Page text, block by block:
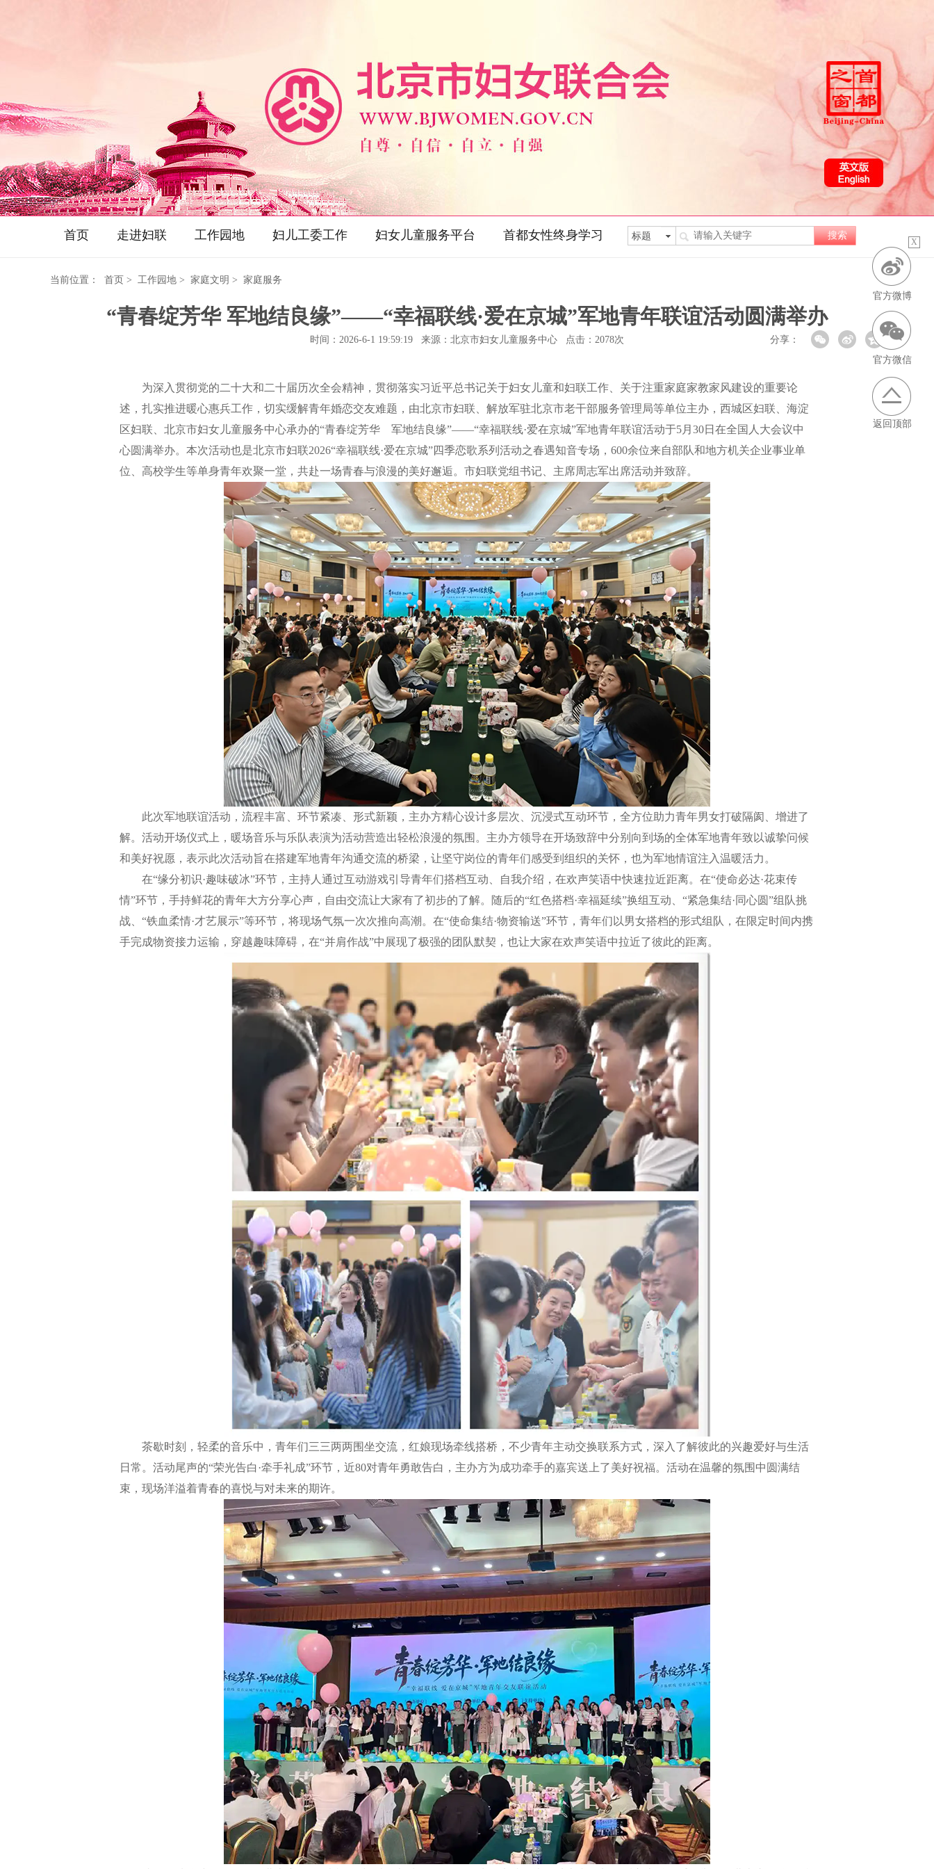
首页 走进妇联 工作园地 妇儿工委工作 妇女儿童服务平台 首都女性终身学习
当前位置： 首页 > 工作园地 > 家庭文明 > 家庭服务
“青春绽芳华 军地结良缘”——“幸福联线·爱在京城”军地青年联谊活动圆满举办
时间：2026-6-1 19:59:19 来源：北京市妇女儿童服务中心 点击： 2078次 分享：
为深入贯彻党的二十大和二十届历次全会精神，贯彻落实习近平总书记关于妇女儿童和妇联工作、关于注重家庭家教家风建设的重要论
述，扎实推进暖心惠兵工作，切实缓解青年婚恋交友难题，由北京市妇联、解放军驻北京市老干部服务管理局等单位主办，西城区妇联、海淀
区妇联、北京市妇女儿童服务中心承办的“青春绽芳华 军地结良缘”——“幸福联线·爱在京城”军地青年联谊活动于5月30日在全国人大会议中
心圆满举办。本次活动也是北京市妇联2026“幸福联线·爱在京城”四季恋歌系列活动之春遇知音专场，600余位来自部队和地方机关企业事业单
位、高校学生等单身青年欢聚一堂，共赴一场青春与浪漫的美好邂逅。市妇联党组书记、主席周志军出席活动并致辞。
此次军地联谊活动，流程丰富、环节紧凑、形式新颖，主办方精心设计多层次、沉浸式互动环节，全方位助力青年男女打破隔阂、增进了
解。活动开场仪式上，暖场音乐与乐队表演为活动营造出轻松浪漫的氛围。主办方领导在开场致辞中分别向到场的全体军地青年致以诚挚问候
和美好祝愿，表示此次活动旨在搭建军地青年沟通交流的桥梁，让坚守岗位的青年们感受到组织的关怀，也为军地情谊注入温暖活力。
在“缘分初识·趣味破冰”环节，主持人通过互动游戏引导青年们搭档互动、自我介绍，在欢声笑语中快速拉近距离。在“使命必达·花束传
情”环节，手持鲜花的青年大方分享心声，自由交流让大家有了初步的了解。随后的“红色搭档·幸福延续”换组互动、“紧急集结·同心圆”组队挑
战、“铁血柔情·才艺展示”等环节，将现场气氛一次次推向高潮。在“使命集结·物资输送”环节，青年们以男女搭档的形式组队，在限定时间内携
手完成物资接力运输，穿越趣味障碍，在“并肩作战”中展现了极强的团队默契，也让大家在欢声笑语中拉近了彼此的距离。
茶歇时刻，轻柔的音乐中，青年们三三两两围坐交流，红娘现场牵线搭桥，不少青年主动交换联系方式，深入了解彼此的兴趣爱好与生活
日常。活动尾声的“荣光告白·牵手礼成”环节，近80对青年勇敢告白，主办方为成功牵手的嘉宾送上了美好祝福。活动在温馨的氛围中圆满结
束，现场洋溢着青春的喜悦与对未来的期许。
官方微博
官方微信
返回顶部
X